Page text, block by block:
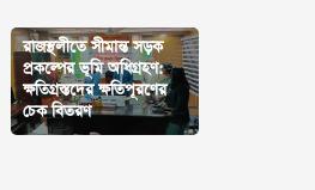
রাজস্থলীতে সীমান্ত সড়ক
প্রকল্পের ভূমি অধিগ্রহণ:
ক্ষতিগ্রস্তদের ক্ষতিপূরণের
চেক বিতরণ